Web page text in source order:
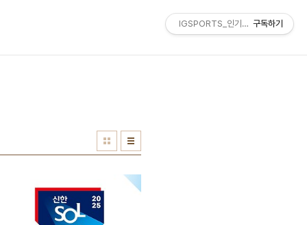
IGSPORTS_인기스포츠구독하기